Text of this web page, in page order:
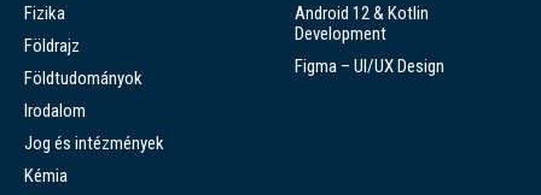
Fizika
Földrajz
Földtudományok
Irodalom
Jog és intézmények
Kémia
Android 12 & Kotlin
Development
Figma – UI/UX Design